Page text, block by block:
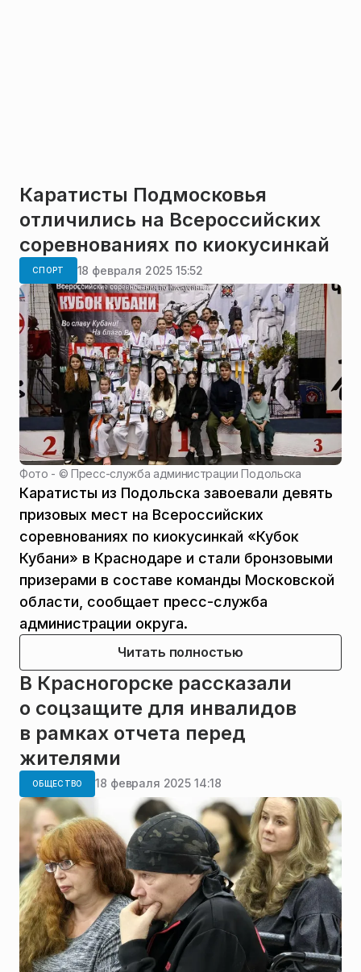
Каратисты Подмосковья
отличились на Всероссийских
соревнованиях по киокусинкай
СПОРТ 18 февраля 2025 15:52
Фото - ©Пресс-служба администрации Подольска
Каратисты из Подольска завоевали девять
призовых мест на Всероссийских
соревнованиях по киокусинкай «Кубок
Кубани» в Краснодаре и стали бронзовыми
призерами в составе команды Московской
области, сообщает пресс-служба
администрации округа.
Читать полностью
В Красногорске рассказали
о соцзащите для инвалидов
в рамках отчета перед
жителями
ОБЩЕСТВО 18 февраля 2025 14:18